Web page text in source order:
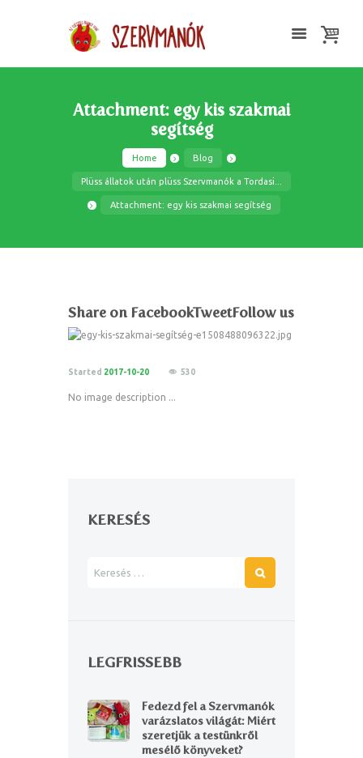
Attachment: egy kis szakmai
segítség
Home Blog
Plüss állatok után plüss Szervmanók a Tordasi...
Attachment: egy kis szakmai segítség
Share on FacebookTweetFollow us
Started 2017-10-20 530
No image description ...
KERESÉS
LEGFRISSEBB
Fedezd fel a Szervmanók
varázslatos világát: Miért
szeretjük a testünkről
mesélő könyveket?